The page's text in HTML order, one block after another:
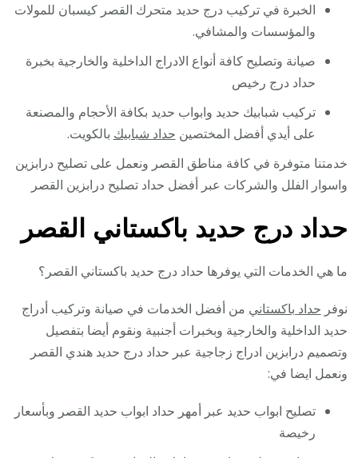
الخبرة في تركيب درج حديد متحرك القصر كيسبان للمولات
والمؤسسات والمشافي.
صيانة وتصليح كافة أنواع الادراج الداخلية والخارجية بخبرة
حداد درج رخيص
تركيب شبابيك حديد وابواب حديد بكافة الأحجام والمصنعة
على أيدي أفضل المختصين حداد شبابيك بالكويت.
خدمتنا متوفرة في كافة مناطق القصر ونعمل على تصليح درابزين
واسوار الفلل والشركات عبر أفضل حداد تصليح درابزين القصر
حداد درج حديد باكستاني القصر
ما هي الخدمات التي يوفرها حداد درج حديد باكستاني القصر؟
نوفر حداد باكستاني من أفضل الخدمات في صيانة وتركيب أدراج
حديد الداخلية والخارجية وبخبرات أجنبية ونقوم أيضا بتفصيل
وتصميم درابزين ادراج زجاجية عبر حداد درج حديد هندي القصر
ونعمل ايضا في:
تصليح ابواب حديد عبر أمهر حداد ابواب حديد القصر وبأسعار
رخيصة